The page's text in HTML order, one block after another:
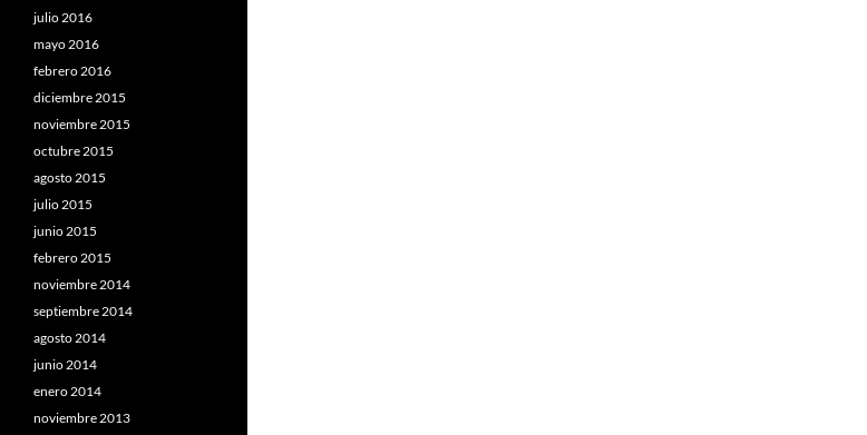
julio 2016
mayo 2016
febrero 2016
diciembre 2015
noviembre 2015
octubre 2015
agosto 2015
julio 2015
junio 2015
febrero 2015
noviembre 2014
septiembre 2014
agosto 2014
junio 2014
enero 2014
noviembre 2013